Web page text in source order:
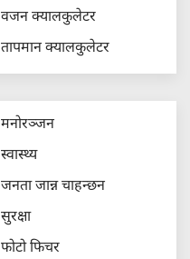
वजन क्यालकुलेटर
तापमान क्यालकुलेटर
मनोरञ्जन
स्वास्थ्य
जनता जान्न चाहन्छन
सुरक्षा
फोटो फिचर